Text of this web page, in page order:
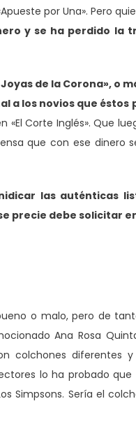
por Una». Pero
y se ha perdido la
de la Corona», o
a los novios que
«El Corte Inglés». Que
que con ese dinero
las auténticas
precie debe solicitar
o malo, pero de
Ana Rosa
colchones
lo ha probado
Simpsons. Sería el